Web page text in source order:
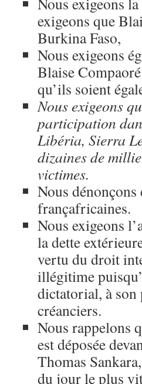
exigeons que
Burkina Faso,
Nous exigeons
Blaise
qu’ils soient
Nous exigeons
participation
Libéria, Sierra
dizaines de
victimes.
Nous
françafricaines.
Nous exigeons
la dette
vertu du droit
illégitime
dictatorial, à son
créanciers.
Nous rappelons
est déposée
Thomas
du jour le plus